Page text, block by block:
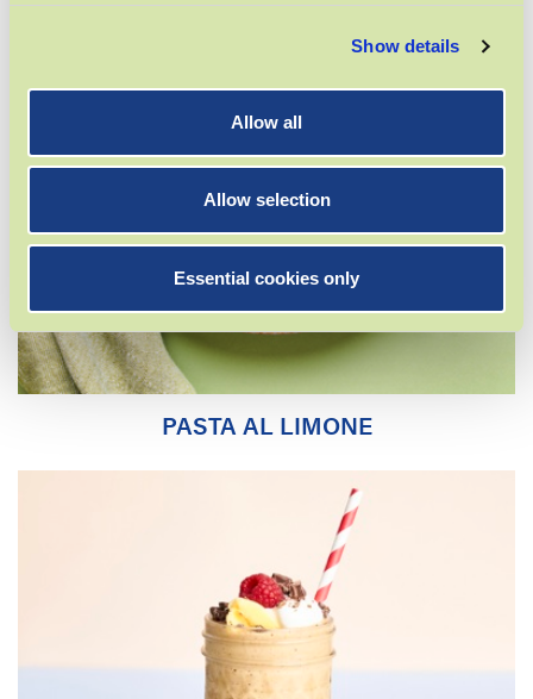
Show details
Allow all
Allow selection
Essential cookies only
PASTA AL LIMONE